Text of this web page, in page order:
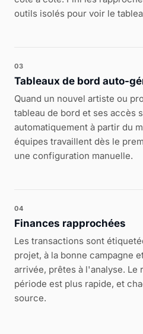
outils isolés pour voir le
03
Tableaux de bord auto-
Quand un nouvel artiste ou
tableau de bord et ses accès
automatiquement à partir du
équipes travaillent dès le
une configuration manuelle.
04
Finances rapprochées
Les transactions sont
projet, à la bonne campagne
arrivée, prêtes à l'analyse. Le
période est plus rapide, et
source.